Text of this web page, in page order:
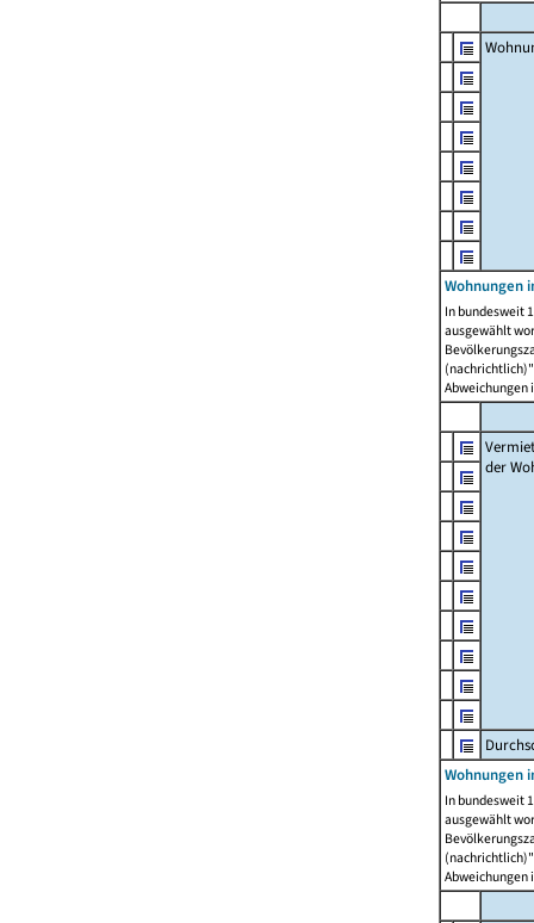
Wohnungen
In bundesweit
ausgewählt
Abweichungen
der
Wohnungen
In bundesweit
ausgewählt
Abweichungen